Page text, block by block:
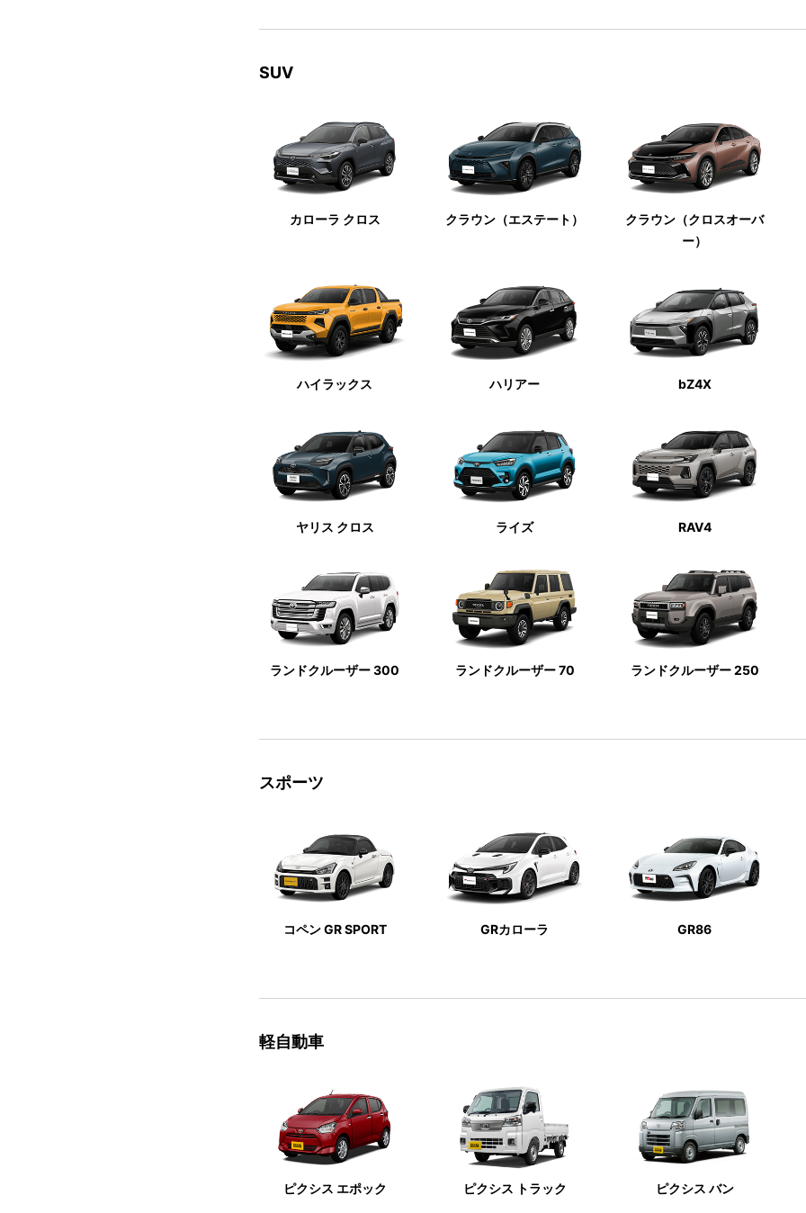
SUV
カローラ クロス クラウン（エステート）
クラウン（クロスオーバ
ー）
ハイラックス ハリアー bZ4X
ヤリス クロス ライズ RAV4
ランドクルーザー 300 ランドクルーザー 70 ランドクルーザー 250
スポーツ
コペン GR SPORT GRカローラ GR86
軽自動車
ピクシス エポック ピクシス トラック ピクシス バン